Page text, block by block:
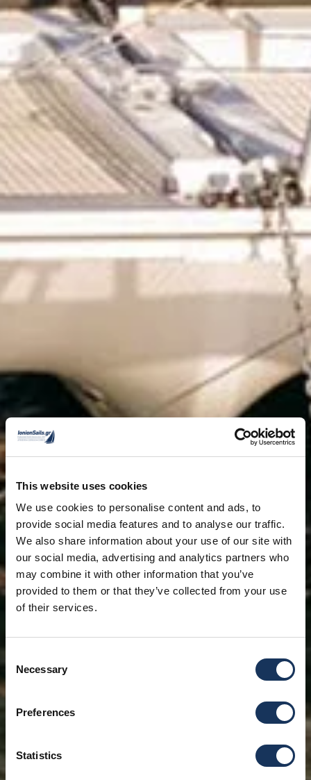
This website uses cookies
We use cookies to personalise content and ads, to
provide social media features and to analyse our traffic.
We also share information about your use of our site with
our social media, advertising and analytics partners who
may combine it with other information that you’ve
provided to them or that they’ve collected from your use
of their services.
Selection
Necessary
Preferences
Statistics